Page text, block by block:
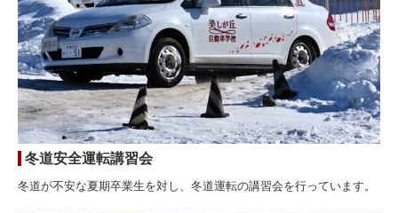
冬道安全運転講習会
冬道が不安な夏期卒業生を対し、冬道運転の講習会を行っています。